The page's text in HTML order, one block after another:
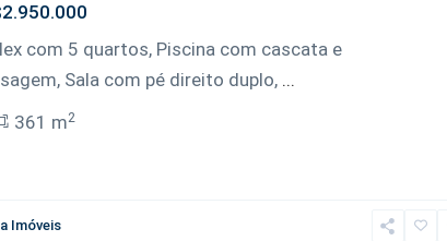
com 5 quartos, Piscina com cascata e
Sala com pé direito duplo, ...
361 m2
Imóveis